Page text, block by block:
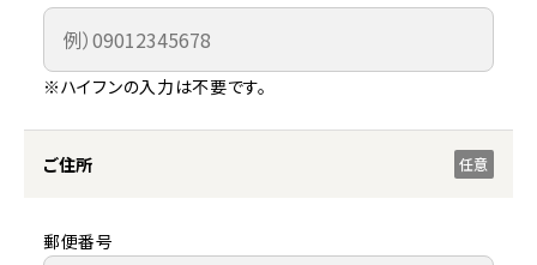
※ハイフンの入力は不要です。
ご住所 任意
郵便番号